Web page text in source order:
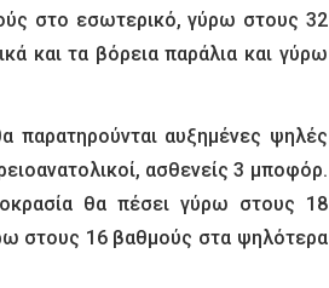
στο εσωτερικό, γύρω στους 32
και τα βόρεια παράλια και γύρω
παρατηρούνται αυξημένες ψηλές
ασθενείς 3 μποφόρ.
θα πέσει γύρω στους 18
στους 16 βαθμούς στα ψηλότερα